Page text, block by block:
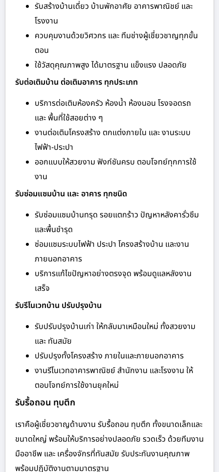
รับสร้างบ้านเดี่ยว บ้านพักอาศัย อาคารพาณิชย์ และ
โรงงาน
ควบคุมงานด้วยวิศวกร และ ทีมช่างผู้เชี่ยวชาญทุกขั้น
ตอน
ใช้วัสดุคุณภาพสูง ได้มาตรฐาน แข็งแรง ปลอดภัย
รับต่อเติมบ้าน ต่อเติมอาคาร ทุกประเภท
บริการต่อเติมห้องครัว ห้องน้ำ ห้องนอน โรงจอดรถ
และ พื้นที่ใช้สอยต่าง ๆ
งานต่อเติมโครงสร้าง ตกแต่งภายใน และ งานระบบ
ไฟฟ้า-ประปา
ออกแบบให้สวยงาม ฟังก์ชันครบ ตอบโจทย์ทุกการใช้
งาน
รับซ่อมแซมบ้าน และ อาคาร ทุกชนิด
รับซ่อมแซมบ้านทรุด รอยแตกร้าว ปัญหาหลังคารั่วซึม
และพื้นชำรุด
ซ่อมแซมระบบไฟฟ้า ประปา โครงสร้างบ้าน และงาน
ภายนอกอาคาร
บริการแก้ไขปัญหาอย่างตรงจุด พร้อมดูแลหลังงาน
เสร็จ
รับรีโนเวทบ้าน ปรับปรุงบ้าน
รับปรับปรุงบ้านเก่า ให้กลับมาเหมือนใหม่ ทั้งสวยงาม
และ ทันสมัย
ปรับปรุงทั้งโครงสร้าง ภายในและภายนอกอาคาร
งานรีโนเวทอาคารพาณิชย์ สำนักงาน และโรงงาน ให้
ตอบโจทย์การใช้งานยุคใหม่
รับรื้อถอน ทุบตึก
เราคือผู้เชี่ยวชาญด้านงาน รับรื้อถอน ทุบตึก ทั้งขนาดเล็กและ
ขนาดใหญ่ พร้อมให้บริการอย่างปลอดภัย รวดเร็ว ด้วยทีมงาน
มืออาชีพ และ เครื่องจักรที่ทันสมัย รับประกันงานคุณภาพ
พร้อมปฏิบัติงานตามมาตรฐาน